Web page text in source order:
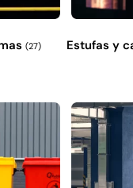
(27) Estufas y